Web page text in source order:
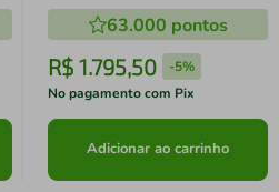
63.000 pontos
R$ 1.795,50 -5%
No pagamento com Pix
Adicionar ao carrinho